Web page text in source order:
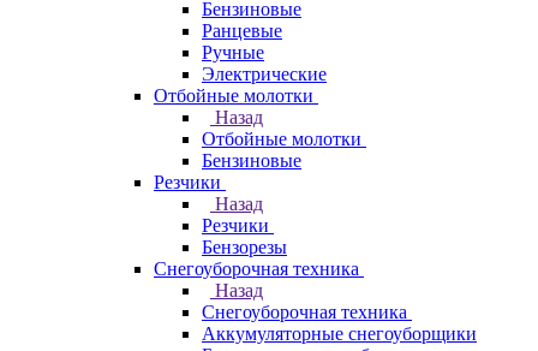
Бензиновые
Ранцевые
Ручные
Электрические
Отбойные молотки
Назад
Отбойные молотки
Бензиновые
Резчики
Назад
Резчики
Бензорезы
Снегоуборочная техника
Назад
Снегоуборочная техника
Аккумуляторные снегоуборщики